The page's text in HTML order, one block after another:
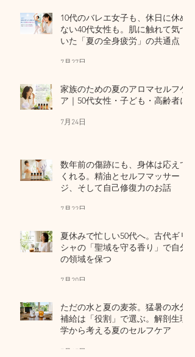
10代のバレエ女子も、休日に休め
ない40代女性も。肌に触れて気づ
いた「夏の全身疲労」の共通点
7月27日
家族のための夏のアロマセルフケ
ア｜50代女性・子ども・高齢者に
7月24日
数年前の傷跡にも、身体は応えて
くれる。精油とセルフマッサー
ジ、そして自己修復力のお話
7月22日
夏休みで忙しい50代へ。古代ギリ
シャの「聖域を守る香り」で自分
の領域を保つ
7月20日
ただの水と夏の麦茶。猛暑の水分
補給は「役割」で選ぶ。解剖生理
学から考える夏のセルフケア
7月17日